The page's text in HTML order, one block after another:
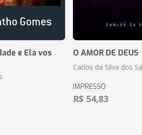
e Ela vos
O AMOR DE DEUS
Carlos da Silva dos
IMPRESSO
R$ 54,83